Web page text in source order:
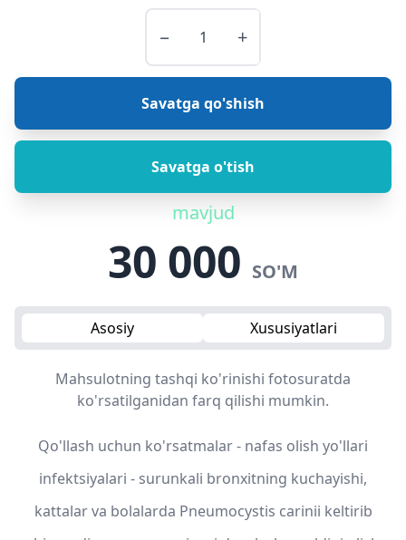
− +
Savatga qo'shish
Savatga o'tish
mavjud
30 000 SO'M
Asosiy Xususiyatlari
Mahsulotning tashqi ko'rinishi fotosuratda
ko'rsatilganidan farq qilishi mumkin.
Qo'llash uchun ko'rsatmalar - nafas olish yo'llari
infektsiyalari - surunkali bronxitning kuchayishi,
kattalar va bolalarda Pneumocystis carinii keltirib